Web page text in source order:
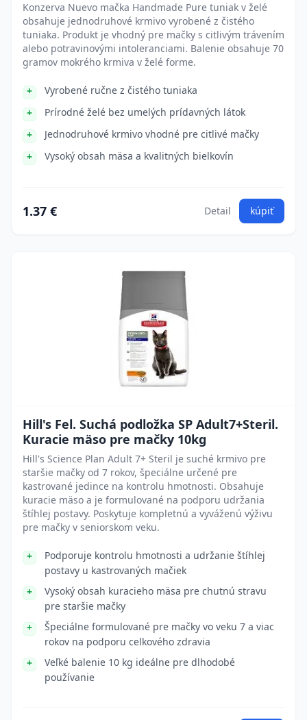
Konzerva Nuevo mačka Handmade Pure tuniak v želé
obsahuje jednodruhové krmivo vyrobené z čistého
tuniaka. Produkt je vhodný pre mačky s citlivým trávením
alebo potravinovými intoleranciami. Balenie obsahuje 70
gramov mokrého krmiva v želé forme.
Vyrobené ručne z čistého tuniaka
Prírodné želé bez umelých prídavných látok
Jednodruhové krmivo vhodné pre citlivé mačky
Vysoký obsah mäsa a kvalitných bielkovín
1.37 € Detail kúpiť
Hill's Fel. Suchá podložka SP Adult7+Steril.
Kuracie mäso pre mačky 10kg
Hill's Science Plan Adult 7+ Steril je suché krmivo pre
staršie mačky od 7 rokov, špeciálne určené pre
kastrované jedince na kontrolu hmotnosti. Obsahuje
kuracie mäso a je formulované na podporu udržania
štíhlej postavy. Poskytuje kompletnú a vyváženú výživu
pre mačky v seniorskom veku.
Podporuje kontrolu hmotnosti a udržanie štíhlej
postavy u kastrovaných mačiek
Vysoký obsah kuracieho mäsa pre chutnú stravu
pre staršie mačky
Špeciálne formulované pre mačky vo veku 7 a viac
rokov na podporu celkového zdravia
Veľké balenie 10 kg ideálne pre dlhodobé
používanie